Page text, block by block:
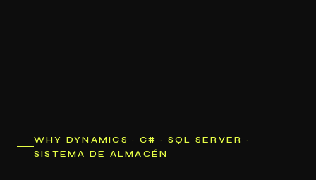
WHY DYNAMICS · C# · SQL SERVER ·
SISTEMA DE ALMACÉN